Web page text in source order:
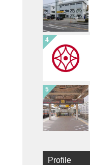
Profile